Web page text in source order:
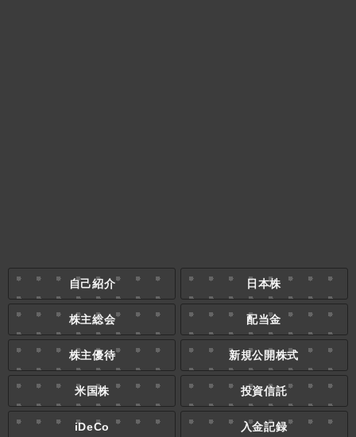
自己紹介 日本株
株主総会 配当金
株主優待 新規公開株式
米国株 投資信託
iDeCo 入金記録